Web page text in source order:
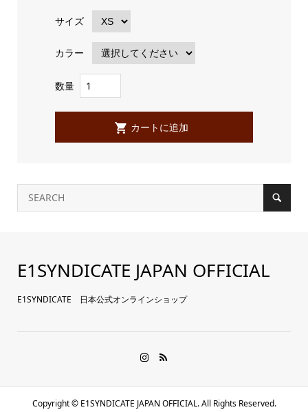
サイズ
カラー
数量
E1SYNDICATE JAPAN OFFICIAL
E1SYNDICATE 日本公式オンラインショップ
Copyright ©E1SYNDICATE JAPAN OFFICIAL. All Rights Reserved.